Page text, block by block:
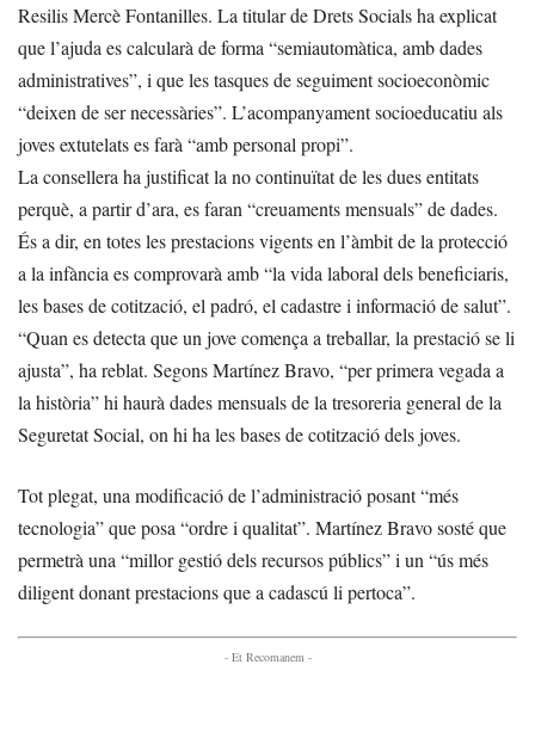
Resilis Mercè Fontanilles. La titular de Drets Socials ha explicat
que l’ajuda es calcularà de forma “semiautomàtica, amb dades
administratives”, i que les tasques de seguiment socioeconòmic
“deixen de ser necessàries”. L’acompanyament socioeducatiu als
joves extutelats es farà “amb personal propi”.
La consellera ha justificat la no continuïtat de les dues entitats
perquè, a partir d’ara, es faran “creuaments mensuals” de dades.
És a dir, en totes les prestacions vigents en l’àmbit de la protecció
a la infància es comprovarà amb “la vida laboral dels beneficiaris,
les bases de cotització, el padró, el cadastre i informació de salut”.
“Quan es detecta que un jove comença a treballar, la prestació se li
ajusta”, ha reblat. Segons Martínez Bravo, “per primera vegada a
la història” hi haurà dades mensuals de la tresoreria general de la
Seguretat Social, on hi ha les bases de cotització dels joves.
Tot plegat, una modificació de l’administració posant “més
tecnologia” que posa “ordre i qualitat”. Martínez Bravo sosté que
permetrà una “millor gestió dels recursos públics” i un “ús més
diligent donant prestacions que a cadascú li pertoca”.
- Et Recomanem -